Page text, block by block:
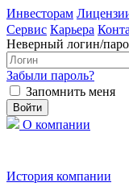
Инвесторам
Сервис Карьера
Неверный логин/
Забыли пароль?
Запомнить меня
О компании
История компании